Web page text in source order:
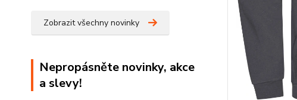
Zobrazit všechny novinky
Nepropásněte novinky, akce
a slevy!